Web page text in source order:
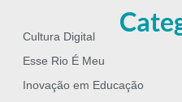
Cultura Digital
Esse Rio É Meu
Inovação em Educação